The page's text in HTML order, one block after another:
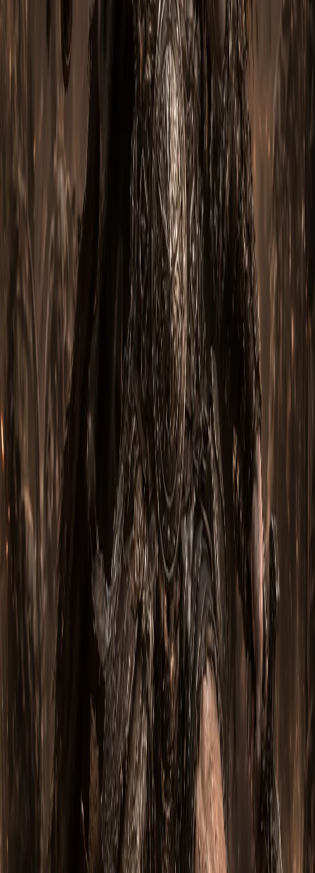
Часто задаваемые вопросы
Сколько стоит готовый билд?
На странице товара указана текущая цена за полный
комплект — обычно от 1 200 до 4 000 ₽ в зависимости от
платформы (PC дешевле, консоли дороже из-за более
редкого drop'а ancient-предметов). При покупке
нескольких билдов разных классов — скидка 10–15%.
На каких платформах доступен билд?
Передаём на PC (Battle.net), PlayStation 4 / 5, Xbox One /
Series X|S и Nintendo Switch. На странице товара
выбираете нужную платформу — мы передаём через Trade
Window вашему персонажу в открытом лобби.
Билд работает на сезонке или на
Eternal?
По умолчанию — на текущем сезоне (там новый контент и
эксклюзивы). Eternal-версия тоже доступна по запросу. По
окончании сезона все предметы автоматически
переезжают в Eternal — навсегда останутся в коллекции.
А парагон тоже включён?
Парагон-уровни вы качаете самостоятельно (это не
предмет, а экспа персонажа). Билд даёт все нужные
предметы и сеты — фарм парагона идёт уже в Великом
Портале на готовом билде. Если хотите — у нас есть
отдельный сервис «Парагон-буст» для ускорения.
Нужно ли ничего собирать самому?
Нет. Билд «Шестерни мертвых земель» комплектуется
всем необходимым: сеты, легендарки, кубики Каная,
легендарные самоцветы 100+. Получаете сразу готовый
комплект, заходите в Rift, фармите.